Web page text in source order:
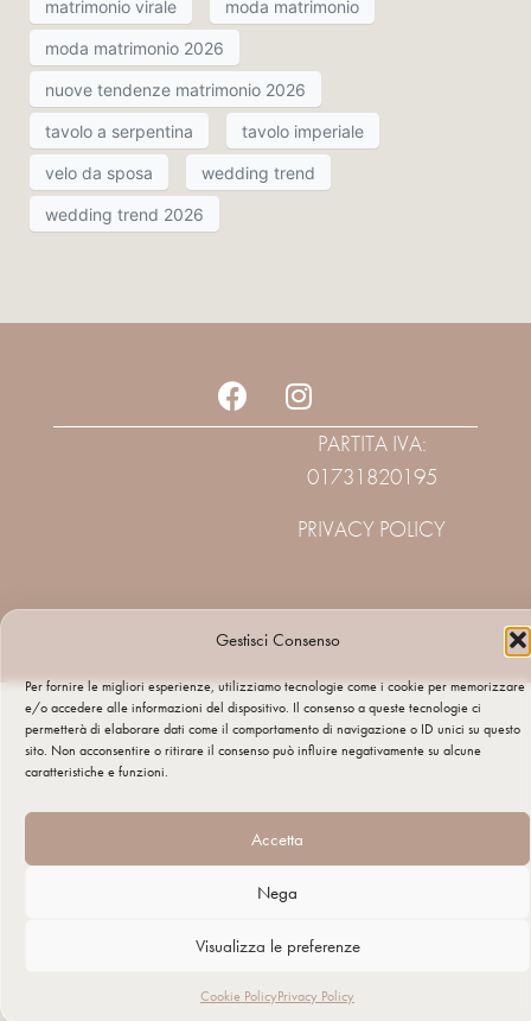
Gestisci Consenso
Per fornire le migliori esperienze, utilizziamo tecnologie come i cookie per memorizzare
e/o accedere alle informazioni del dispositivo. Il consenso a queste tecnologie ci
permetterà di elaborare dati come il comportamento di navigazione o ID unici su questo
sito. Non acconsentire o ritirare il consenso può influire negativamente su alcune
caratteristiche e funzioni.
Accetta
Nega
Visualizza le preferenze
Cookie PolicyPrivacy Policy
matrimonio virale moda matrimonio
moda matrimonio 2026
nuove tendenze matrimonio 2026
tavolo a serpentina tavolo imperiale
velo da sposa wedding trend
wedding trend 2026
PARTITA IVA:
01731820195
PRIVACY POLICY